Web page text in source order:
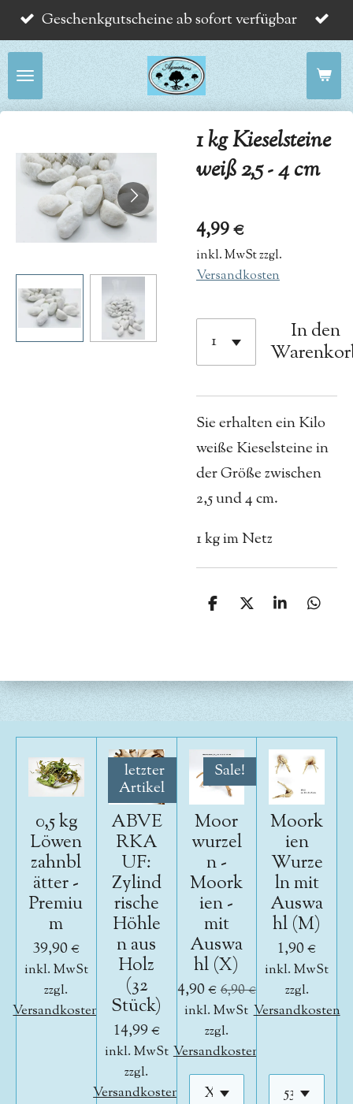
Zum
Hauptinhalt
springen
Geschenkgutscheine ab sofort verfügbar
1 kg Kieselsteine
weiß 2,5 - 4 cm
4,99 €
inkl. MwSt zzgl.
Versandkosten
In den
Sie erhalten ein Kilo
weiße Kieselsteine in
der Größe zwischen
2,5 und 4 cm.
1 kg im Netz
T
n
T
n
T
n
T
n
0,5 kg
Löwen
zahnbl
ätter -
Premiu
m
39,90 €
inkl. MwSt
zzgl.
Versandkosten
letzter
Artikel
ABVE
RKA
UF:
Zylind
rische
Höhle
n aus
Holz
(32
Stück)
14,99 €
inkl. MwSt
zzgl.
Versandkosten
Sale!
Moor
wurzel
n -
Moork
ien -
mit
Auswa
hl (X)
4,90 € 6,90 €
inkl. MwSt
zzgl.
Versandkosten
Moork
ien
Wurze
ln mit
Auswa
hl (M)
1,90 €
inkl. MwSt
zzgl.
Versandkosten